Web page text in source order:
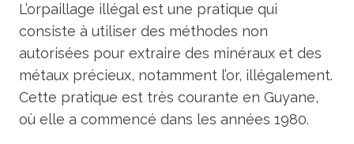
L’orpaillage illégal est une pratique qui
consiste à utiliser des méthodes non
autorisées pour extraire des minéraux et des
métaux précieux, notamment l’or, illégalement.
Cette pratique est très courante en Guyane,
où elle a commencé dans les années 1980.